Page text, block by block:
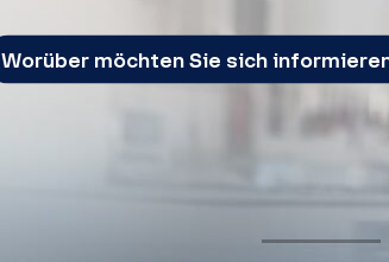
Worüber möchten Sie sich